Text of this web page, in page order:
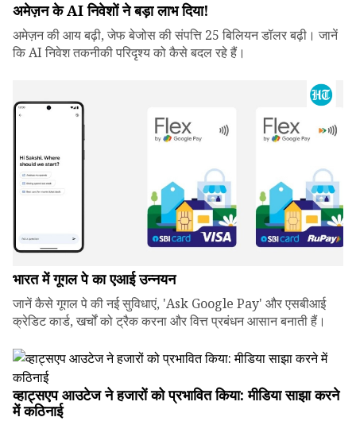
अमेज़न के AI निवेशों ने बड़ा लाभ दिया!
अमेज़न की आय बढ़ी, जेफ बेजोस की संपत्ति 25 बिलियन डॉलर बढ़ी। जानें
कि AI निवेश तकनीकी परिदृश्य को कैसे बदल रहे हैं।
भारत में गूगल पे का एआई उन्नयन
जानें कैसे गूगल पे की नई सुविधाएं, 'Ask Google Pay' और एसबीआई
क्रेडिट कार्ड, खर्चों को ट्रैक करना और वित्त प्रबंधन आसान बनाती हैं।
व्हाट्सएप आउटेज ने हजारों को प्रभावित किया: मीडिया साझा करने
में कठिनाई